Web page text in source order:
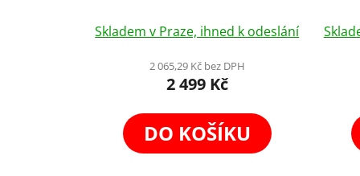
Displejem 170cm
Skladem v Praze, ihned k odeslání
2 065,29 Kč bez DPH
2 499 Kč
DO KOŠÍKU